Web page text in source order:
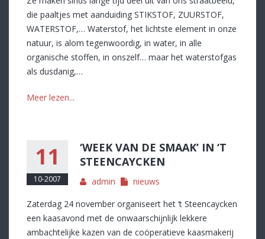
die paaltjes met aanduiding STIKSTOF, ZUURSTOF,
WATERSTOF,… Waterstof, het lichtste element in onze
natuur, is alom tegenwoordig, in water, in alle
organische stoffen, in onszelf… maar het waterstofgas
als dusdanig,…
Meer lezen...
11
10-2007
‘WEEK VAN DE SMAAK’ IN ‘T
STEENCAYCKEN
admin
nieuws
Zaterdag 24 november organiseert het ‘t Steencaycken
een kaasavond met de onwaarschijnlijk lekkere
ambachtelijke kazen van de coöperatieve kaasmakerij